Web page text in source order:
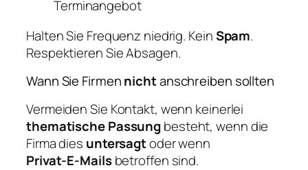
Terminangebot
Halten Sie Frequenz niedrig. KeinSpam.
Respektieren Sie Absagen.
Wann Sie Firmennichtanschreiben sollten
Vermeiden Sie Kontakt, wenn keinerlei
thematische Passung besteht, wenn die
Firma dies untersagtoder wenn
Privat‑E‑Mailsbetroffen sind.